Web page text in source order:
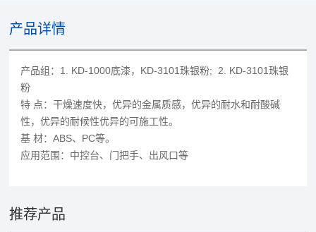
产品详情
产品组：1. KD-1000底漆，KD-3101珠银粉; 2. KD-3101珠银
粉
特 点：干燥速度快，优异的金属质感，优异的耐水和耐酸碱
性，优异的耐候性优异的可施工性。
基 材：ABS、PC等。
应用范围：中控台、门把手、出风口等
推荐产品